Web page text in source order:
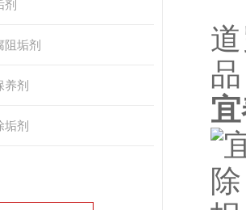
剂
阻垢剂
养剂
垢剂